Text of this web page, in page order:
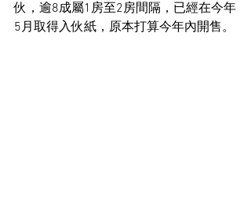
伙，逾8成屬1房至2房間隔，已經在今年
5月取得入伙紙，原本打算今年內開售。